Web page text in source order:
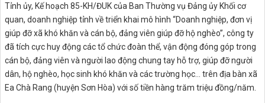
Tỉnh ủy, Kế hoạch 85-KH/ĐUK của Ban Thường vụ Đảng ủy Khối cơ
quan, doanh nghiệp tỉnh về triển khai mô hình “Doanh nghiệp, đơn vị
giúp đỡ xã khó khăn và cán bộ, đảng viên giúp đỡ hộ nghèo”, công ty
đã tích cực huy động các tổ chức đoàn thể, vận động đóng góp trong
cán bộ, đảng viên và người lao động chung tay hỗ trợ, giúp đỡ người
dân, hộ nghèo, học sinh khó khăn và các trường học… trên địa bàn xã
Ea Chà Rang (huyện Sơn Hòa) với số tiền hàng trăm triệu đồng/năm.